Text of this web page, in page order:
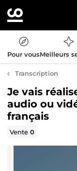
Pour vousMeilleurs
Transcription
Je vais
audio ou
français
Vente0